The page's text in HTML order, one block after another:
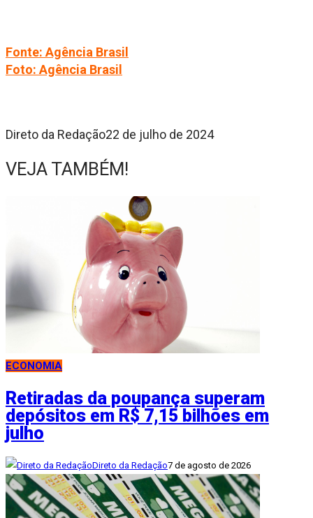
Fonte: Agência Brasil
Foto: Agência Brasil
Direto da Redação22 de julho de 2024
VEJA TAMBÉM!
ECONOMIA
Retiradas da poupança superam
depósitos em R$ 7,15 bilhões em
julho
Direto da Redação7 de agosto de 2026